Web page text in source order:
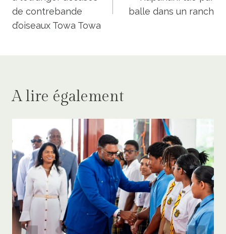
l’article
de contrebande
d’oiseaux Towa Towa
balle dans un ranch
A lire également